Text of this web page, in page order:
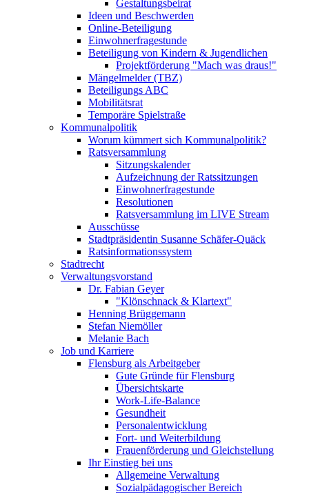
Gestaltungsbeirat
Ideen und Beschwerden
Online-Beteiligung
Einwohnerfragestunde
Beteiligung von Kindern & Jugendlichen
Projektförderung "Mach was draus!"
Mängelmelder (TBZ)
Beteiligungs ABC
Mobilitätsrat
Temporäre Spielstraße
Kommunalpolitik
Worum kümmert sich Kommunalpolitik?
Ratsversammlung
Sitzungskalender
Aufzeichnung der Ratssitzungen
Einwohnerfragestunde
Resolutionen
Ratsversammlung im LIVE Stream
Ausschüsse
Stadtpräsidentin Susanne Schäfer-Quäck
Ratsinformationssystem
Stadtrecht
Verwaltungsvorstand
Dr. Fabian Geyer
"Klönschnack & Klartext"
Henning Brüggemann
Stefan Niemöller
Melanie Bach
Job und Karriere
Flensburg als Arbeitgeber
Gute Gründe für Flensburg
Übersichtskarte
Work-Life-Balance
Gesundheit
Personalentwicklung
Fort- und Weiterbildung
Frauenförderung und Gleichstellung
Ihr Einstieg bei uns
Allgemeine Verwaltung
Sozialpädagogischer Bereich